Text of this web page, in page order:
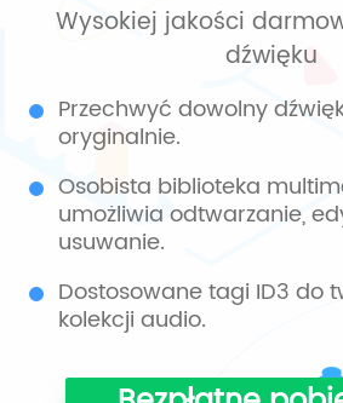
Wysokiej jakości
dźwięku
Przechwyć dowolny
oryginalnie.
Osobista biblioteka
umożliwia odtwarzanie,
usuwanie.
Dostosowane tagi ID3 do
kolekcji audio.